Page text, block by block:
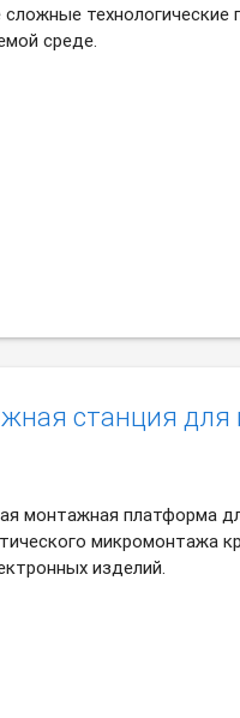
технологические
среде.
станция для
монтажная платформа
микромонтажа
изделий.